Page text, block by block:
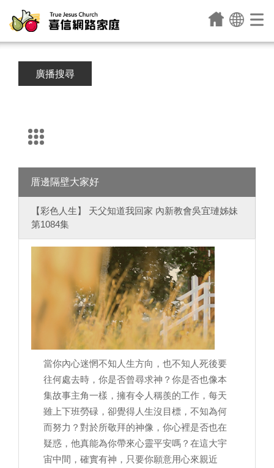
廣播搜尋
厝邊隔壁大家好
【彩色人生】 天父知道我回家 內新教會吳宜璉姊妹
第1084集
當你內心迷惘不知人生方向，也不知人死後要
往何處去時，你是否曾尋求神？你是否也像本
集故事主角一樣，擁有令人稱羨的工作，每天
雖上下班勞碌，卻覺得人生沒目標，不知為何
而努力？對於所敬拜的神像，你心裡是否也在
疑惑，他真能為你帶來心靈平安嗎？在這大宇
宙中間，確實有神，只要你願意用心來親近